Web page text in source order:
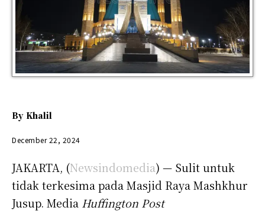
By Khalil
December 22, 2024
JAKARTA, (Newsindomedia) — Sulit untuk
tidak terkesima pada Masjid Raya Mashkhur
Jusup. Media Huffington Post